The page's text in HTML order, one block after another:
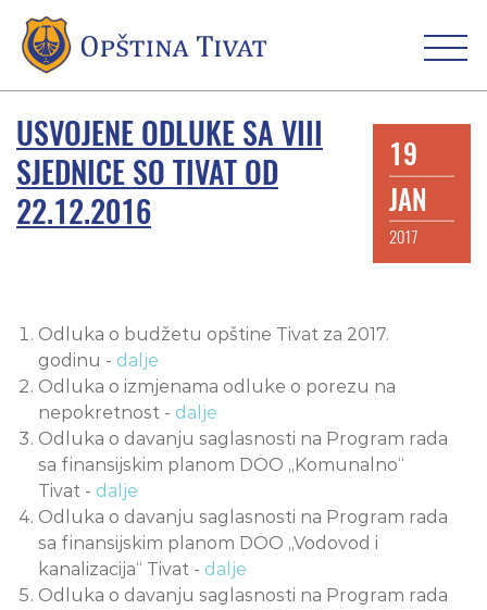
USVOJENE ODLUKE SA VIII
SJEDNICE SO TIVAT OD
22.12.2016
19
JAN
2017
Odluka o budžetu opštine Tivat za 2017.
godinu - dalje
Odluka o izmjenama odluke o porezu na
nepokretnost - dalje
Odluka o davanju saglasnosti na Program rada
sa finansijskim planom DOO „Komunalno“
Tivat - dalje
Odluka o davanju saglasnosti na Program rada
sa finansijskim planom DOO „Vodovod i
kanalizacija“ Tivat - dalje
Odluka o davanju saglasnosti na Program rada